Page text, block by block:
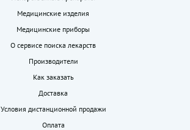
Медицинские изделия
Медицинские приборы
О сервисе поиска лекарств
Производители
Как заказать
Доставка
Условия дистанционной продажи
Оплата